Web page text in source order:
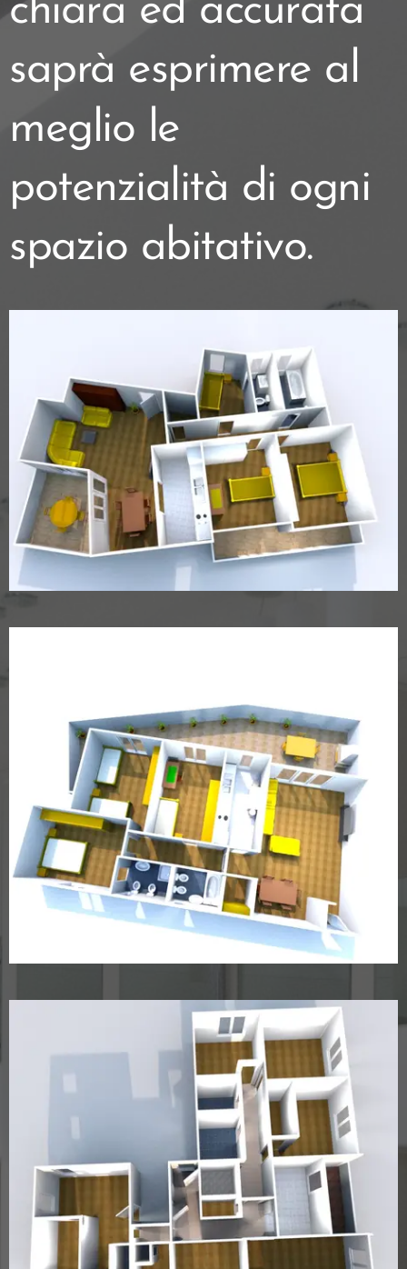
chiara ed accurata
saprà esprimere al
meglio le
potenzialità di ogni
spazio abitativo.